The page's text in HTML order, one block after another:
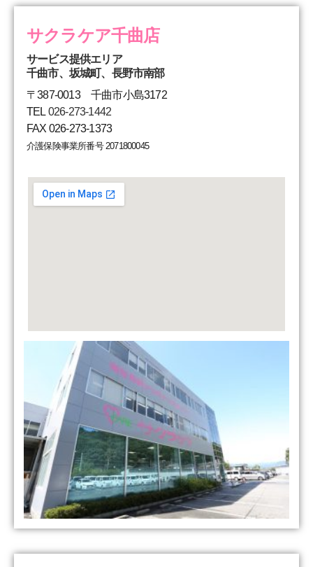
サクラケア千曲店
サービス提供エリア
千曲市、坂城町、長野市南部
〒387-0013 千曲市小島3172
TEL 026-273-1442
FAX 026-273-1373
介護保険事業所番号 2071800045